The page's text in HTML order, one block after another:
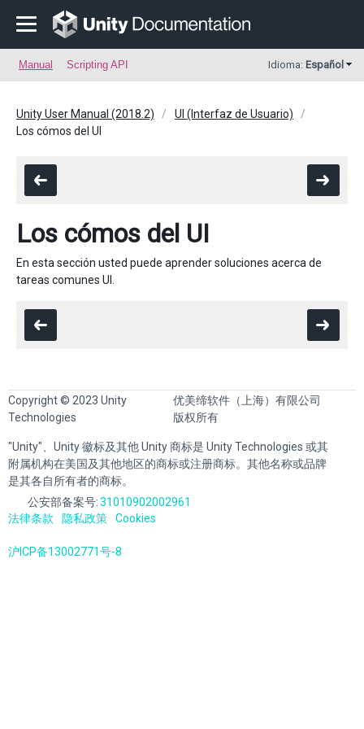
Manual Scripting API Idioma: Español
Unity User Manual (2018.2)
UI (Interfaz de Usuario)
Los cómos del UI
Los cómos del UI
En esta sección usted puede aprender soluciones acerca de
tareas comunes UI.
Copyright © 2023 Unity
Technologies
优美缔软件（上海）有限公司
版权所有
"Unity"、Unity 徽标及其他 Unity 商标是 Unity Technologies 或其
附属机构在美国及其他地区的商标或注册商标。其他名称或品牌
是其各自所有者的商标。
公安部备案号:31010902002961
法律条款
隐私政策 Cookies
沪ICP备13002771号-8